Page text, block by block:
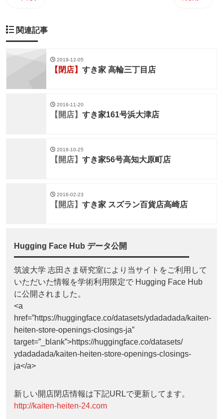
関連記事
2019-12-05
【閉店】 すき家 高輪三丁目店
2016-11-20
【開店】 すき家161号浜大津店
2016-10-25
【開店】 すき家56号高知大原町店
2016-02-23
【開店】 すき家 スズラン百貨店高崎店
Hugging Face Hub データ公開
筑波大学 志田さま研究室により当サイトをご利用して
いただいた情報を学術利用限定で Hugging Face Hub
に公開されました。
<a
href=”https://huggingface.co/datasets/ydadadada/kaiten-
heiten-store-openings-closings-ja”
target=”_blank”>https://huggingface.co/datasets/
ydadadada/kaiten-heiten-store-openings-closings-
ja</a>
新しい開店閉店情報は下記URLで更新してます。
http://kaiten-heiten-24.com